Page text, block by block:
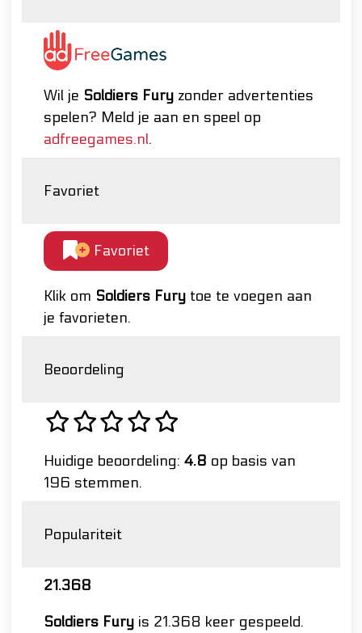
Wil je Soldiers Fury zonder advertenties
spelen? Meld je aan en speel op
adfreegames.nl.
Favoriet
Favoriet
Klik om Soldiers Fury toe te voegen aan
je favorieten.
Beoordeling
Huidige beoordeling: 4.8 op basis van
196 stemmen.
Populariteit
21.368
Soldiers Fury is 21.368 keer gespeeld.